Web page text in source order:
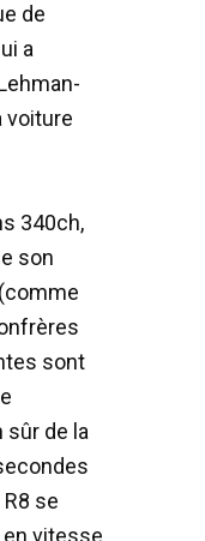
de
a
voiture
340ch,
son
sont
sûr de la
se
vitesse